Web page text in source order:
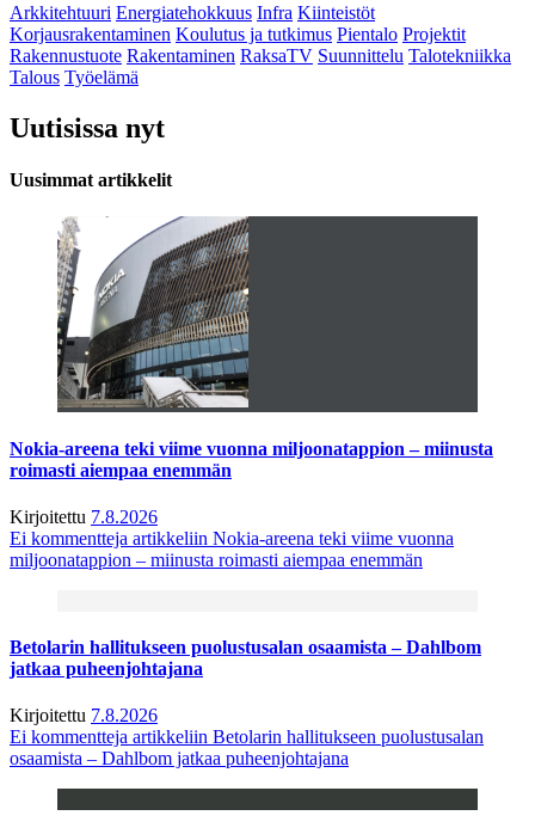
Arkkitehtuuri Energiatehokkuus Infra Kiinteistöt
Korjausrakentaminen Koulutus ja tutkimus Pientalo Projektit
Rakennustuote Rakentaminen RaksaTV Suunnittelu Talotekniikka
Talous Työelämä
Uutisissa nyt
Uusimmat artikkelit
Nokia-areena teki viime vuonna miljoonatappion – miinusta
roimasti aiempaa enemmän
Kirjoitettu 7.8.2026
Ei kommentteja artikkeliin Nokia-areena teki viime vuonna
miljoonatappion – miinusta roimasti aiempaa enemmän
Betolarin hallitukseen puolustusalan osaamista – Dahlbom
jatkaa puheenjohtajana
Kirjoitettu 7.8.2026
Ei kommentteja artikkeliin Betolarin hallitukseen puolustusalan
osaamista – Dahlbom jatkaa puheenjohtajana